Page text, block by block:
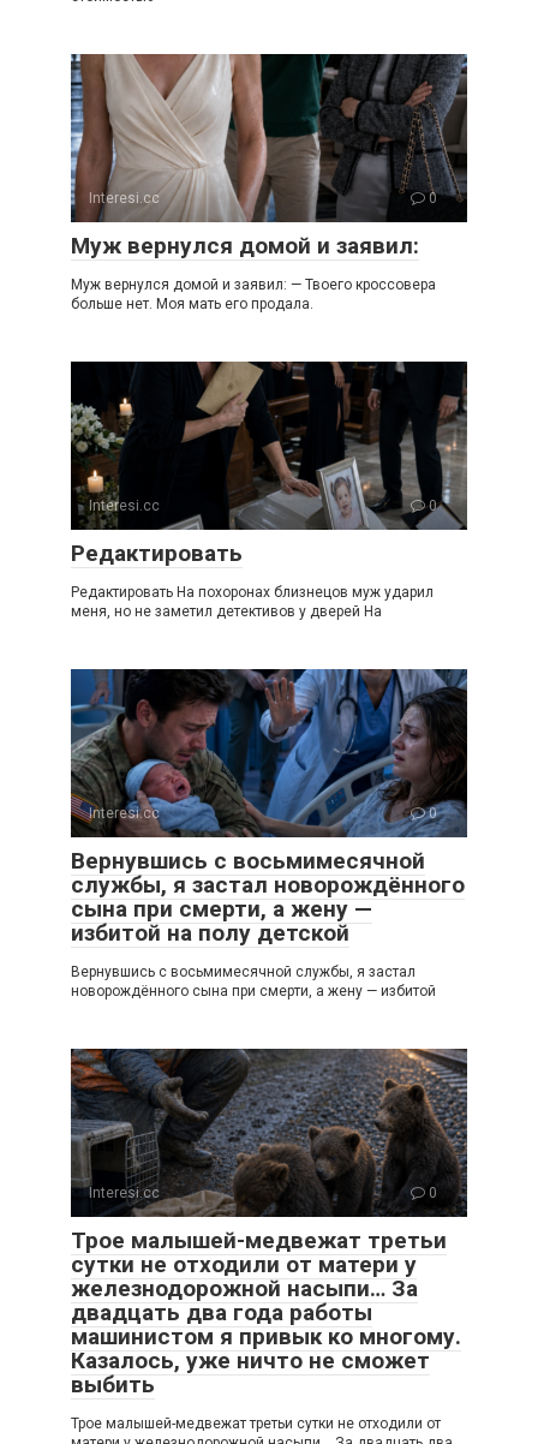
Interesi.cc 0
Муж вернулся домой и заявил:
Муж вернулся домой и заявил: — Твоего кроссовера
больше нет. Моя мать его продала.
Interesi.cc 0
Редактировать
Редактировать На похоронах близнецов муж ударил
меня, но не заметил детективов у дверей На
Interesi.cc 0
Вернувшись с восьмимесячной
службы, я застал новорождённого
сына при смерти, а жену —
избитой на полу детской
Вернувшись с восьмимесячной службы, я застал
новорождённого сына при смерти, а жену — избитой
Interesi.cc 0
Трое малышей-медвежат третьи
сутки не отходили от матери у
железнодорожной насыпи… За
двадцать два года работы
машинистом я привык ко многому.
Казалось, уже ничто не сможет
выбить
Трое малышей-медвежат третьи сутки не отходили от